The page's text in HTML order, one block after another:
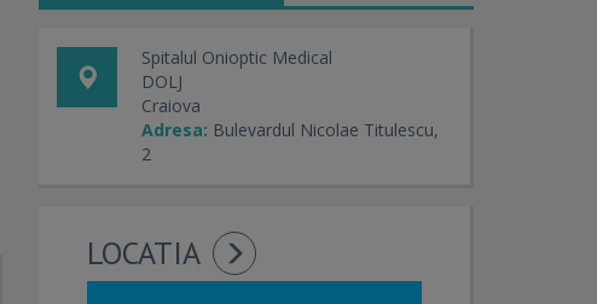
Spitalul Onioptic Medical
DOLJ
Craiova
Adresa: Bulevardul Nicolae Titulescu,
2
LOCATIA